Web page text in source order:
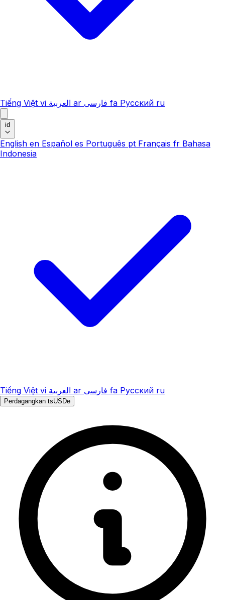
Tiếng Việt vi العربية ar فارسی fa Русский ru
id
English en Español es Português pt Français fr Bahasa
Indonesia
Tiếng Việt vi العربية ar فارسی fa Русский ru
Perdagangkan tsUSDe